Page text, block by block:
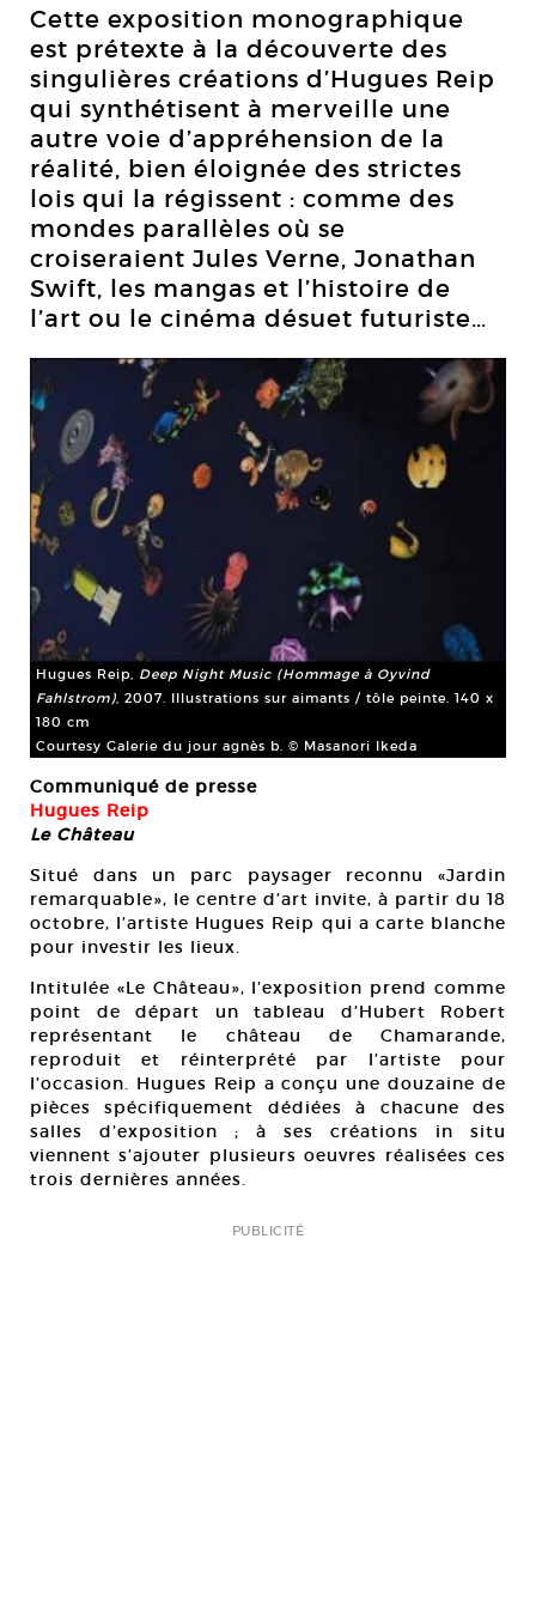
Cette exposition monographique
est prétexte à la découverte des
singulières créations d’Hugues Reip
qui synthétisent à merveille une
autre voie d’appréhension de la
réalité, bien éloignée des strictes
lois qui la régissent : comme des
mondes parallèles où se
croiseraient Jules Verne, Jonathan
Swift, les mangas et l’histoire de
l’art ou le cinéma désuet futuriste…
Hugues Reip, Deep Night Music (Hommage à Oyvind
Fahlstrom) , 2007. Illustrations sur aimants / tôle peinte. 140 x
180 cm
Courtesy Galerie du jour agnès b. © Masanori Ikeda
Communiqué de presse
Hugues Reip
Le Château
Situé dans un parc paysager reconnu «Jardin
remarquable», le centre d’art invite, à partir du 18
octobre, l’artiste Hugues Reip qui a carte blanche
pour investir les lieux.
Intitulée «Le Château», l’exposition prend comme
point de départ un tableau d’Hubert Robert
représentant le château de Chamarande,
reproduit et réinterprété par l’artiste pour
l’occasion. Hugues Reip a conçu une douzaine de
pièces spécifiquement dédiées à chacune des
salles d’exposition ; à ses créations in situ
viennent s’ajouter plusieurs oeuvres réalisées ces
trois dernières années.
PUBLICITÉ